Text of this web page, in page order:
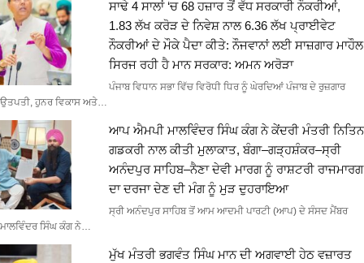
ਸਾਢੇ 4 ਸਾਲਾਂ ‘ਚ 68 ਹਜ਼ਾਰ ਤੋਂ ਵੱਧ ਸਰਕਾਰੀ ਨੌਕਰੀਆਂ,
1.83 ਲੱਖ ਕਰੋੜ ਦੇ ਨਿਵੇਸ਼ ਨਾਲ 6.36 ਲੱਖ ਪ੍ਰਾਈਵੇਟ
ਨੌਕਰੀਆਂ ਦੇ ਮੌਕੇ ਪੈਦਾ ਕੀਤੇ: ਨੌਜਵਾਨਾਂ ਲਈ ਸਾਜ਼ਗਾਰ ਮਾਹੌਲ
ਸਿਰਜ ਰਹੀ ਹੈ ਮਾਨ ਸਰਕਾਰ: ਅਮਨ ਅਰੋੜਾ
ਪੰਜਾਬ ਵਿਧਾਨ ਸਭਾ ਵਿੱਚ ਵਿਰੋਧੀ ਧਿਰ ਨੂੰ ਘੇਰਦਿਆਂ ਪੰਜਾਬ ਦੇ ਰੁਜ਼ਗਾਰ
ਉਤਪਤੀ, ਹੁਨਰ ਵਿਕਾਸ ਅਤੇ…
ਆਪ ਐਮਪੀ ਮਾਲਵਿੰਦਰ ਸਿੰਘ ਕੰਗ ਨੇ ਕੇਂਦਰੀ ਮੰਤਰੀ ਨਿਤਿਨ
ਗਡਕਰੀ ਨਾਲ ਕੀਤੀ ਮੁਲਾਕਾਤ, ਬੰਗਾ–ਗੜ੍ਹਸ਼ੰਕਰ–ਸ੍ਰੀ
ਅਨੰਦਪੁਰ ਸਾਹਿਬ–ਨੈਣਾ ਦੇਵੀ ਮਾਰਗ ਨੂੰ ਰਾਸ਼ਟਰੀ ਰਾਜਮਾਰਗ
ਦਾ ਦਰਜਾ ਦੇਣ ਦੀ ਮੰਗ ਨੂੰ ਮੁੜ ਦੁਹਰਾਇਆ
ਸ੍ਰੀ ਅਨੰਦਪੁਰ ਸਾਹਿਬ ਤੋਂ ਆਮ ਆਦਮੀ ਪਾਰਟੀ (ਆਪ) ਦੇ ਸੰਸਦ ਮੈਂਬਰ
ਮਾਲਵਿੰਦਰ ਸਿੰਘ ਕੰਗ ਨੇ…
ਮੁੱਖ ਮੰਤਰੀ ਭਗਵੰਤ ਸਿੰਘ ਮਾਨ ਦੀ ਅਗਵਾਈ ਹੇਠ ਵਜ਼ਾਰਤ